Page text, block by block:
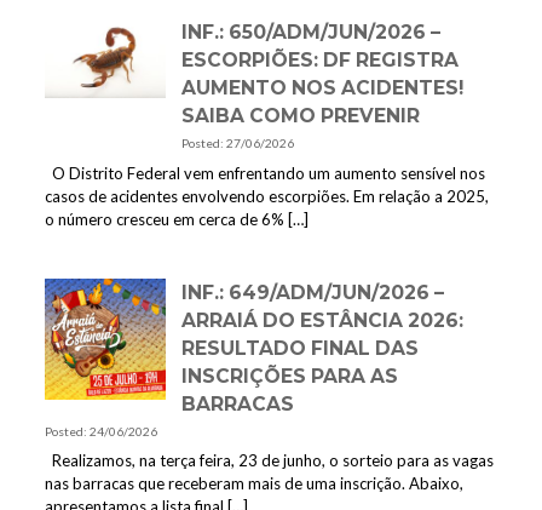
INF.: 650/ADM/JUN/2026 –
ESCORPIÕES: DF REGISTRA
AUMENTO NOS ACIDENTES!
SAIBA COMO PREVENIR
Posted: 27/06/2026
O Distrito Federal vem enfrentando um aumento sensível nos
casos de acidentes envolvendo escorpiões. Em relação a 2025,
o número cresceu em cerca de 6% […]
INF.: 649/ADM/JUN/2026 –
ARRAIÁ DO ESTÂNCIA 2026:
RESULTADO FINAL DAS
INSCRIÇÕES PARA AS
BARRACAS
Posted: 24/06/2026
Realizamos, na terça feira, 23 de junho, o sorteio para as vagas
nas barracas que receberam mais de uma inscrição. Abaixo,